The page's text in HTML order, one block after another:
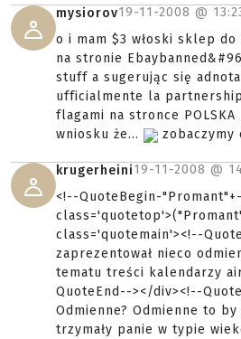
mysiorov19-11-2008 @
o i mam $3 włoski sklep
na stronie
stuff a sugerując się
ufficialmente la
flagami na stronce POLSKA
wniosku że...
zobaczymy
krugerheini19-11-2008 @
<!--QuoteBegin-
class='quotemain'><!--
zaprezentował nieco
tematu treści kalendarzy
QuoteEnd--></div><!--
Odmienne? Odmienne to
trzymały panie w typie